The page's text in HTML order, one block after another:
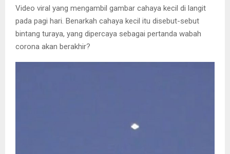
Video viral yang mengambil gambar cahaya kecil di langit
pada pagi hari. Benarkah cahaya kecil itu disebut-sebut
bintang turaya, yang dipercaya sebagai pertanda wabah
corona akan berakhir?